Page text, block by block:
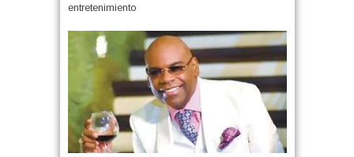
entretenimiento